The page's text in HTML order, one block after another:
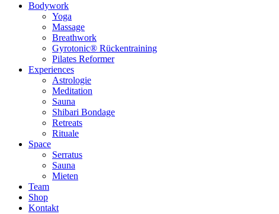
Bodywork
Yoga
Massage
Breathwork
Gyrotonic® Rückentraining
Pilates Reformer
Experiences
Astrologie
Meditation
Sauna
Shibari Bondage
Retreats
Rituale
Space
Serratus
Sauna
Mieten
Team
Shop
Kontakt